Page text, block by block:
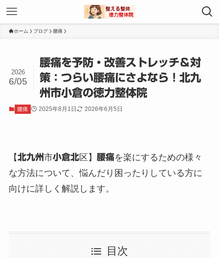
ホーム ブログ 腰痛
腰痛を予防・改善ストレッチ＆対
策：つらい腰痛にさよなら！北九
州市小倉の徳力整体院
2026
6/05
腰痛 2025年8月1日 2026年6月5日
【北九州市小倉北区】 腰痛を楽にするための様々
な方法について、悩んだり困ったりしている方に
向けに詳しく解説します。
目次